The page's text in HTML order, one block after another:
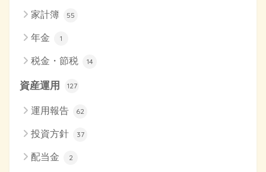
家計簿 55
年金 1
税金・節税 14
資産運用 127
運用報告 62
投資方針 37
配当金 2